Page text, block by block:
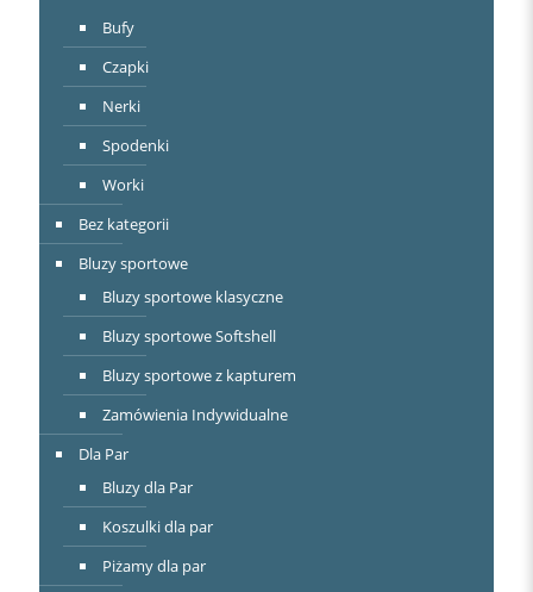
Bufy
Czapki
Nerki
Spodenki
Worki
Bez kategorii
Bluzy sportowe
Bluzy sportowe klasyczne
Bluzy sportowe Softshell
Bluzy sportowe z kapturem
Zamówienia Indywidualne
Dla Par
Bluzy dla Par
Koszulki dla par
Piżamy dla par